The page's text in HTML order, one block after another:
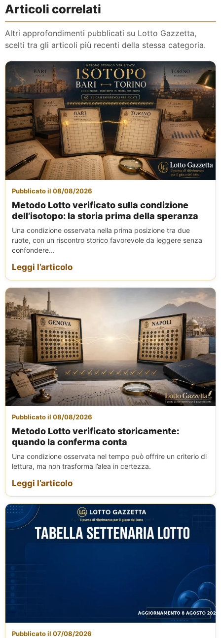
Articoli correlati
Altri approfondimenti pubblicati su Lotto Gazzetta,
scelti tra gli articoli più recenti della stessa categoria.
Pubblicato il 08/08/2026
Metodo Lotto verificato sulla condizione
dell’isotopo: la storia prima della speranza
Una condizione osservata nella prima posizione tra due
ruote, con un riscontro storico favorevole da leggere senza
confondere...
Leggi l’articolo
Pubblicato il 08/08/2026
Metodo Lotto verificato storicamente:
quando la conferma conta
Una condizione osservata nel tempo può offrire un criterio di
lettura, ma non trasforma l’alea in certezza.
Leggi l’articolo
Pubblicato il 07/08/2026